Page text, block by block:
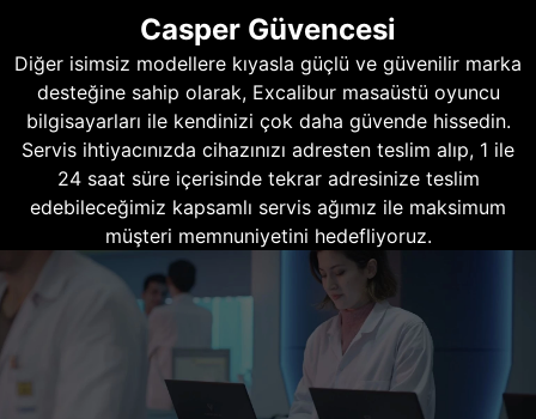
Casper Güvencesi
Diğer isimsiz modellere kıyasla güçlü ve güvenilir marka
desteğine sahip olarak, Excalibur masaüstü oyuncu
bilgisayarları ile kendinizi çok daha güvende hissedin.
Servis ihtiyacınızda cihazınızı adresten teslim alıp, 1 ile
24 saat süre içerisinde tekrar adresinize teslim
edebileceğimiz kapsamlı servis ağımız ile maksimum
müşteri memnuniyetini hedefliyoruz.